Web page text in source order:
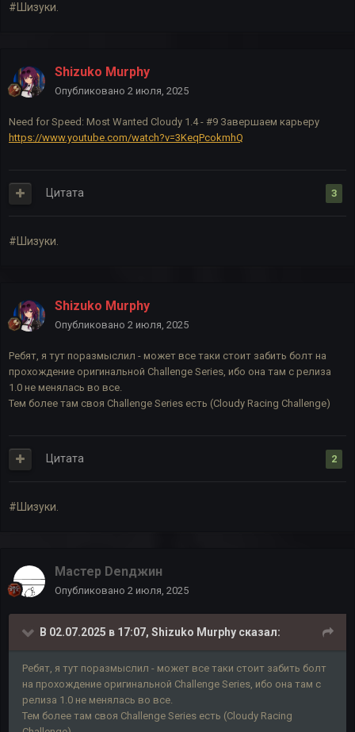
#Шизуки.
Shizuko Murphy
Опубликовано 2 июля, 2025
Need for Speed: Most Wanted Cloudy 1.4 - #9 Завершаем карьеру
https://www.youtube.com/watch?v=3KeqPcokmhQ
3
Цитата
#Шизуки.
Shizuko Murphy
Опубликовано 2 июля, 2025
Ребят, я тут поразмыслил - может все таки стоит забить болт на
прохождение оригинальной Challenge Series, ибо она там с релиза
1.0 не менялась во все.
Тем более там своя Challenge Series есть (Cloudy Racing Challenge)
2
Цитата
#Шизуки.
Мастер Denджин
Опубликовано 2 июля, 2025
В 02.07.2025 в 17:07, Shizuko Murphy сказал:
Ребят, я тут поразмыслил - может все таки стоит забить болт
на прохождение оригинальной Challenge Series, ибо она там с
релиза 1.0 не менялась во все.
Тем более там своя Challenge Series есть (Cloudy Racing